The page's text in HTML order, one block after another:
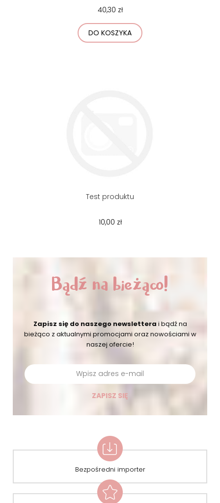
40,30 zł
DO KOSZYKA
Test produktu
10,00 zł
Bądź na bieżąco!
Zapisz się do naszego newslettera i bądź na
bieżąco z aktualnymi promocjami oraz nowościami w
naszej ofercie!
ZAPISZ SIĘ
Bezpośredni importer